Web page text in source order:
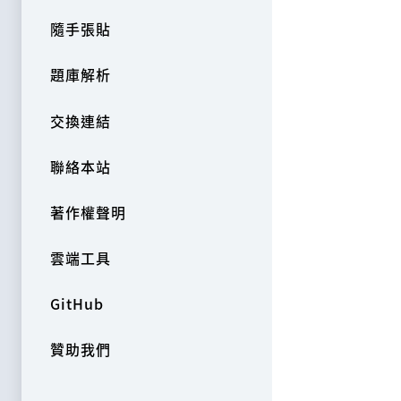
隨手張貼
題庫解析
交換連結
聯絡本站
著作權聲明
雲端工具
GitHub
贊助我們